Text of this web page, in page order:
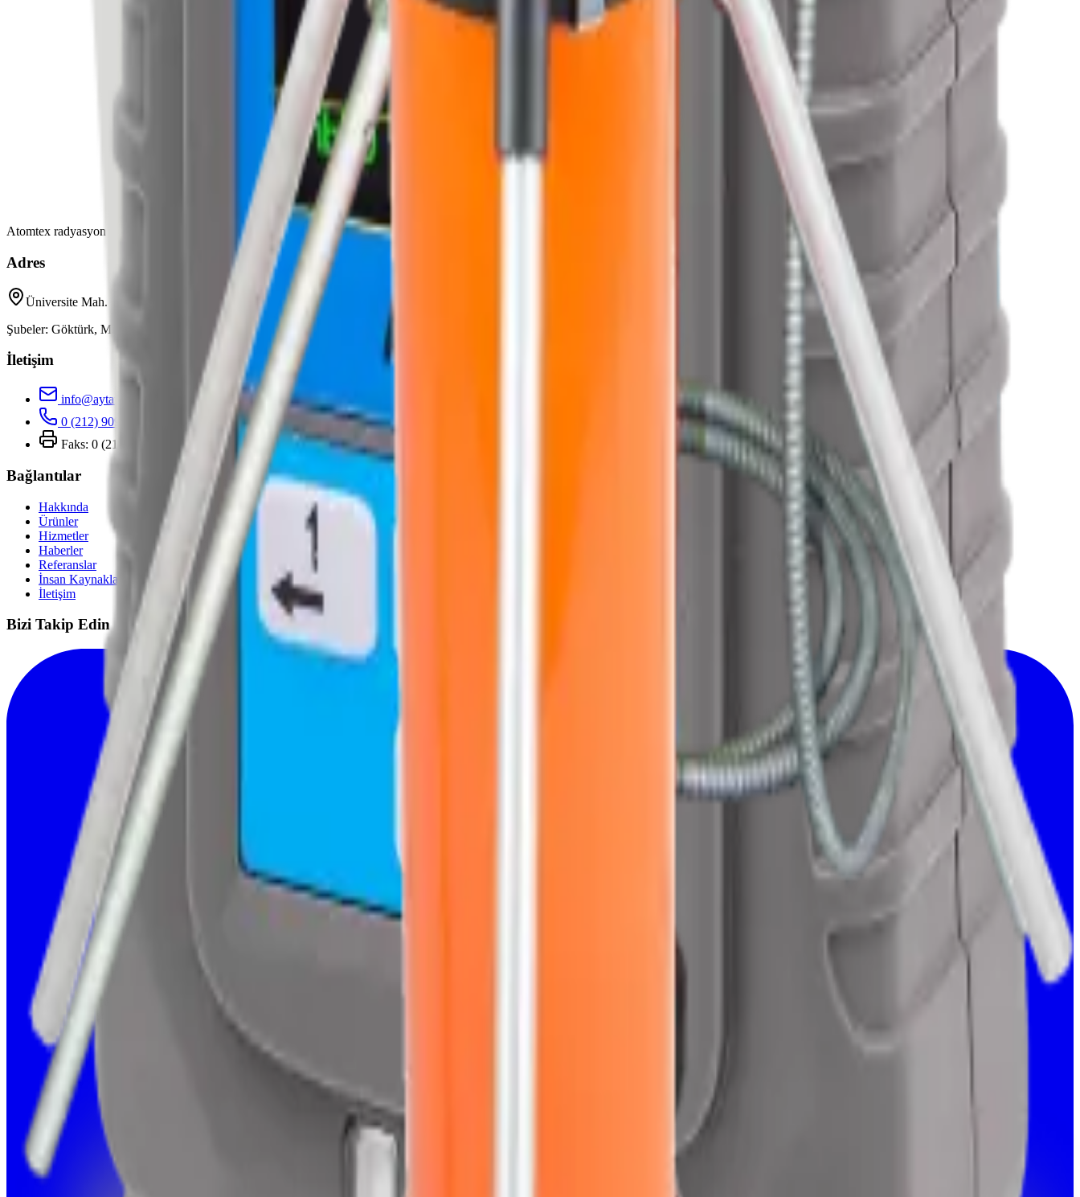
Atomtex radyasyon ölçüm cihazlarının Türkiye tek yetkili distribütörü.
Adres
Üniversite Mah. Sarıgül Sok. No:37, Avcılar / İstanbul
Şubeler: Göktürk, Mimaroba / İstanbul
İletişim
info@aytan.net
0 (212) 909 5 298
Faks: 0 (212) 909 5 298
Bağlantılar
Hakkında
Ürünler
Hizmetler
Haberler
Referanslar
İnsan Kaynakları
İletişim
Bizi Takip Edin